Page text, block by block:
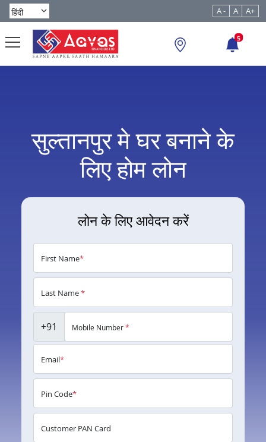
A - A A+
5
सुल्तानपुर मे घर बनाने के
लिए होम लोन
लोन के लिए आवेदन करें
First Name*
Last Name*
+91 Mobile Number*
Email*
Pin Code*
Customer PAN Card